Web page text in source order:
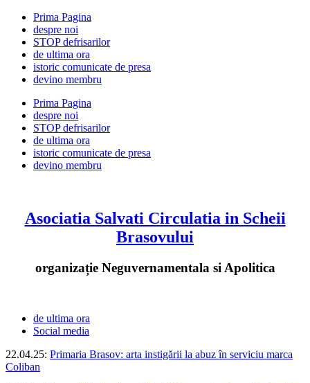
Prima Pagina
despre noi
STOP defrisarilor
de ultima ora
istoric comunicate de presa
devino membru
Prima Pagina
despre noi
STOP defrisarilor
de ultima ora
istoric comunicate de presa
devino membru
Asociatia Salvati Circulatia in Scheii
Brasovului
organizație Neguvernamentala si Apolitica
de ultima ora
Social media
22.04.25: Primaria Brasov: arta instigării la abuz în serviciu marca
Coliban